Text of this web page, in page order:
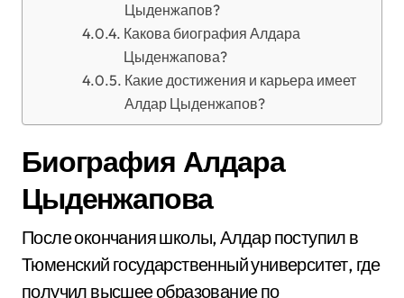
Цыденжапов?
Какова биография Алдара
Цыденжапова?
Какие достижения и карьера имеет
Алдар Цыденжапов?
Биография Алдара
Цыденжапова
После окончания школы, Алдар поступил в
Тюменский государственный университет, где
получил высшее образование по